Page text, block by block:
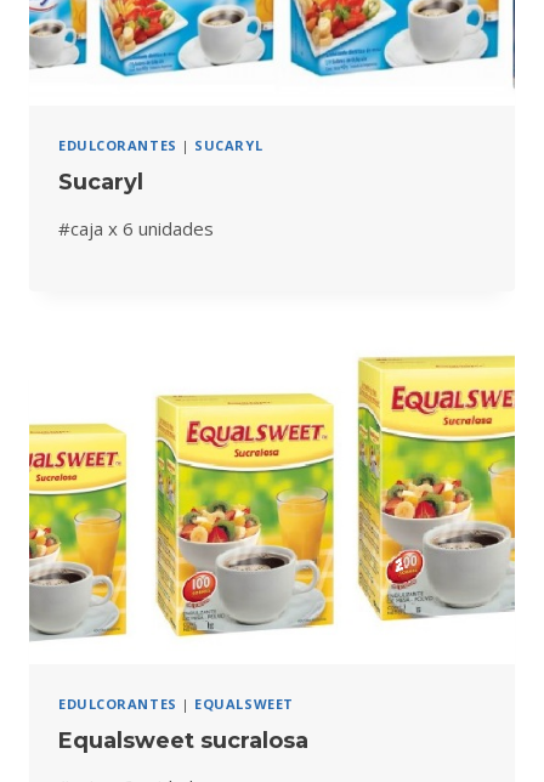
EDULCORANTES | SUCARYL
Sucaryl
#caja x 6 unidades
EDULCORANTES | EQUALSWEET
Equalsweet sucralosa